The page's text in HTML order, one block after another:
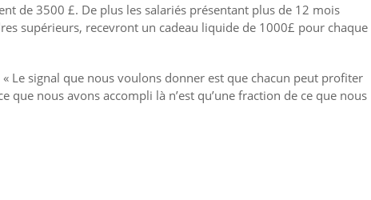
de 3500 £. De plus les salariés présentant plus de 12 mois
supérieurs, recevront un cadeau liquide de 1000£ pour chaque
Le signal que nous voulons donner est que chacun peut profiter
que nous avons accompli là n’est qu’une fraction de ce que nous